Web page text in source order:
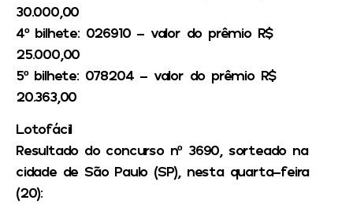
30.000,00
4º bilhete: 026910 – valor do prêmio R$
25.000,00
5º bilhete: 078204 – valor do prêmio R$
20.363,00
Lotofácil
Resultado do concurso nº 3690, sorteado na
cidade de São Paulo (SP), nesta quarta-feira
(20):